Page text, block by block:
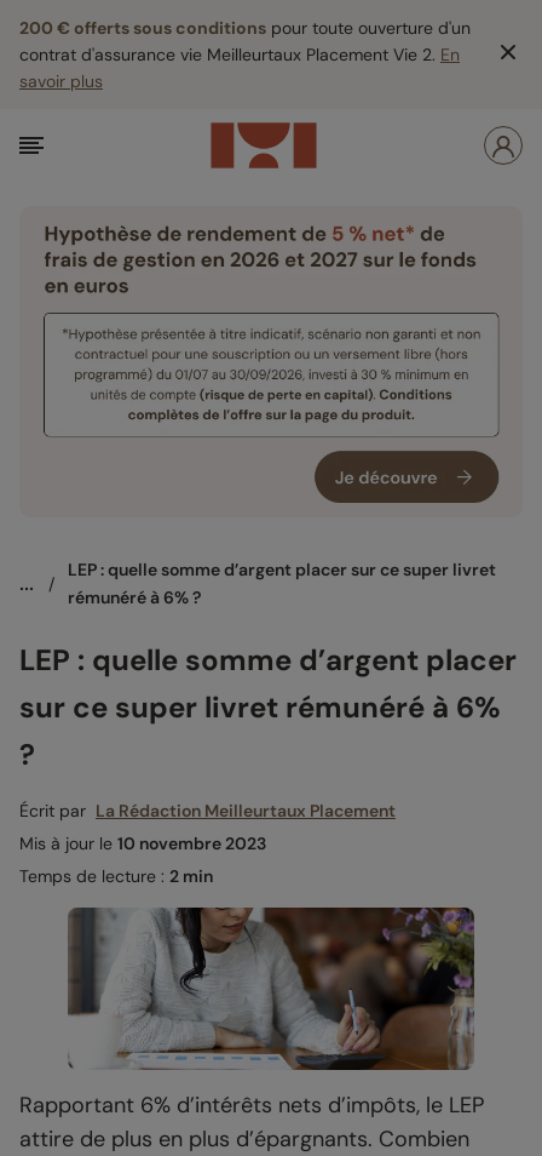
200 € offerts sous conditions pour toute ouverture d'un
contrat d'assurance vie Meilleurtaux Placement Vie 2. En
savoir plus
... /
LEP : quelle somme d’argent placer sur ce super livret
rémunéré à 6% ?
LEP : quelle somme d’argent placer
sur ce super livret rémunéré à 6%
?
Écrit par La Rédaction Meilleurtaux Placement
Mis à jour le 10 novembre 2023
Temps de lecture : 2 min
Rapportant 6% d’intérêts nets d’impôts, le LEP
attire de plus en plus d’épargnants. Combien